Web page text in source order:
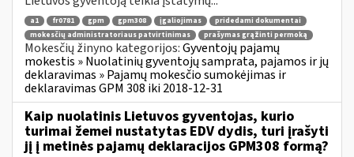
a1 fr0781 gpm gpm308 įgaliojimas
pridedami dokumentai
mokesčių administratoriaus patvirtinimas
prašymas grąžinti permoką
Mokesčių žinyno kategorijos:Gyventojų pajamų
mokestis » Nuolatinių gyventojų samprata, pajamos ir jų
deklaravimas » Pajamų mokesčio sumokėjimas ir
deklaravimas GPM 308 iki 2018-12-31
Kaip nuolatinis Lietuvos gyventojas, kurio
turimai žemei nustatytas EDV dydis, turi įrašyti
jį į metinės pajamų deklaracijos GPM308 formą?